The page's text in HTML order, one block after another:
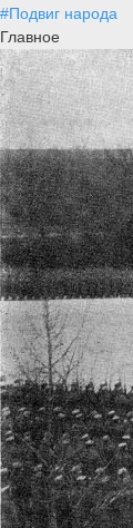
#Подвиг народа
Главное